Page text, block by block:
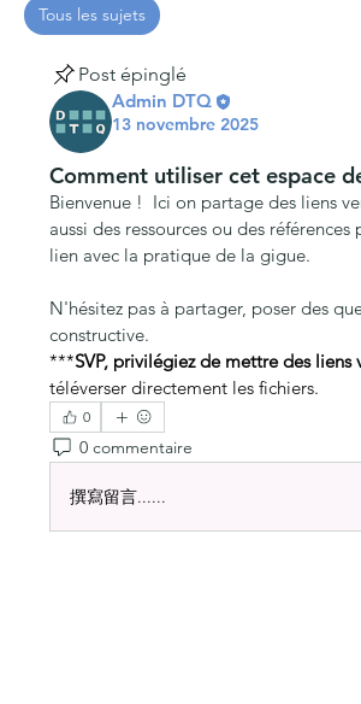
Tous les sujets
Post épinglé
Admin DTQ
13 novembre 2025
Comment utiliser cet espace
Bienvenue !  Ici on partage des liens
aussi des ressources ou des références
lien avec la pratique de la gigue.
N'hésitez pas à partager, poser des
constructive.
***SVP, privilégiez de mettre des liens
téléverser directement les fichiers.
0
0 commentaire
撰寫留言......